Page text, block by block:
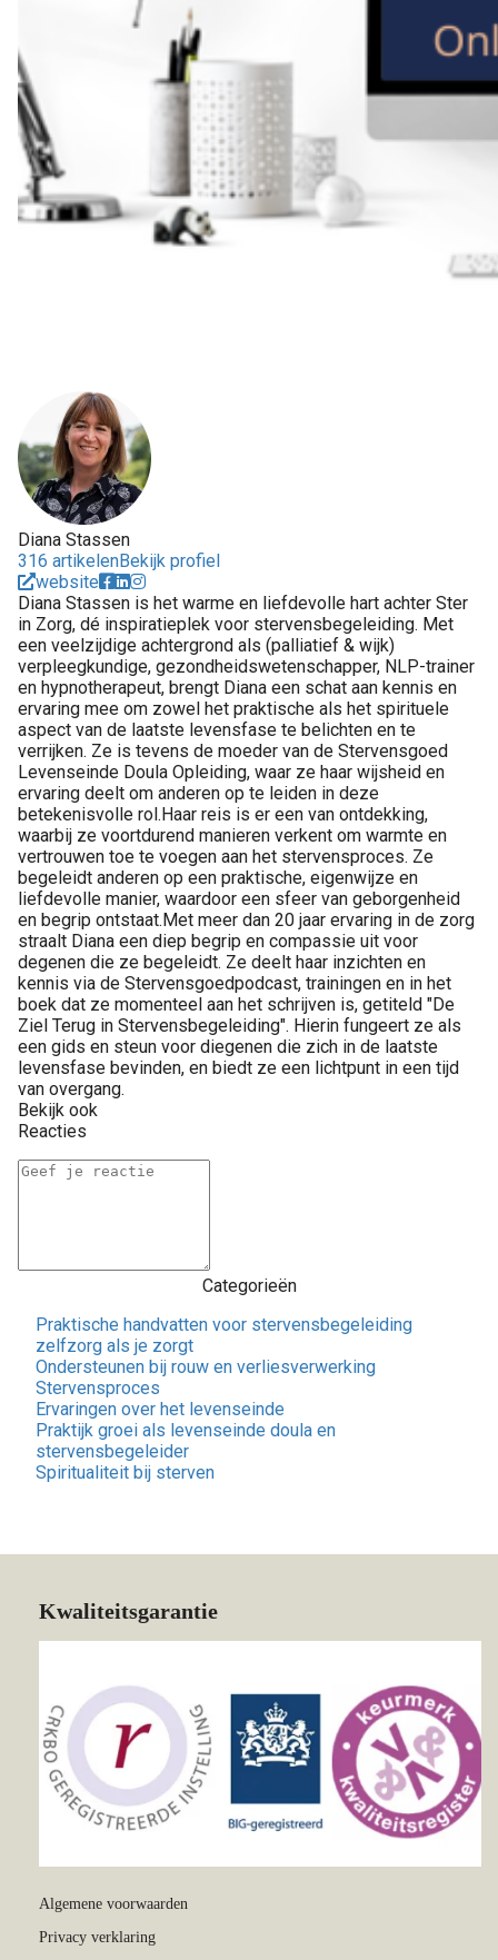
Diana Stassen
316 artikelenBekijk profiel
website
Diana Stassen is het warme en liefdevolle hart achter Ster
in Zorg, dé inspiratieplek voor stervensbegeleiding. Met
een veelzijdige achtergrond als (palliatief & wijk)
verpleegkundige, gezondheidswetenschapper, NLP-trainer
en hypnotherapeut, brengt Diana een schat aan kennis en
ervaring mee om zowel het praktische als het spirituele
aspect van de laatste levensfase te belichten en te
verrijken. Ze is tevens de moeder van de Stervensgoed
Levenseinde Doula Opleiding, waar ze haar wijsheid en
ervaring deelt om anderen op te leiden in deze
betekenisvolle rol.Haar reis is er een van ontdekking,
waarbij ze voortdurend manieren verkent om warmte en
vertrouwen toe te voegen aan het stervensproces. Ze
begeleidt anderen op een praktische, eigenwijze en
liefdevolle manier, waardoor een sfeer van geborgenheid
en begrip ontstaat.Met meer dan 20 jaar ervaring in de zorg
straalt Diana een diep begrip en compassie uit voor
degenen die ze begeleidt. Ze deelt haar inzichten en
kennis via de Stervensgoedpodcast, trainingen en in het
boek dat ze momenteel aan het schrijven is, getiteld "De
Ziel Terug in Stervensbegeleiding". Hierin fungeert ze als
een gids en steun voor diegenen die zich in de laatste
levensfase bevinden, en biedt ze een lichtpunt in een tijd
van overgang.
Bekijk ook
Reacties
Categorieën
Praktische handvatten voor stervensbegeleiding
zelfzorg als je zorgt
Ondersteunen bij rouw en verliesverwerking
Stervensproces
Ervaringen over het levenseinde
Praktijk groei als levenseinde doula en
stervensbegeleider
Spiritualiteit bij sterven
Kwaliteitsgarantie
Algemene voorwaarden
Privacy verklaring